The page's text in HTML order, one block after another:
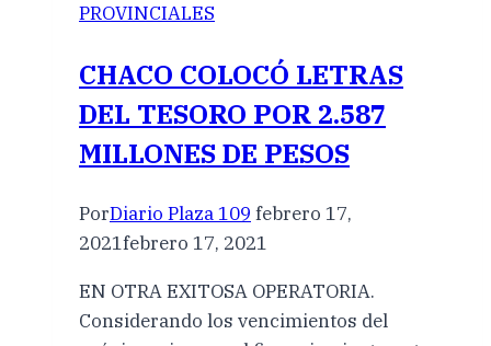
PROVINCIALES
CHACO COLOCÓ LETRAS
DEL TESORO POR 2.587
MILLONES DE PESOS
PorDiario Plaza 109 febrero 17,
2021febrero 17, 2021
EN OTRA EXITOSA OPERATORIA.
Considerando los vencimientos del